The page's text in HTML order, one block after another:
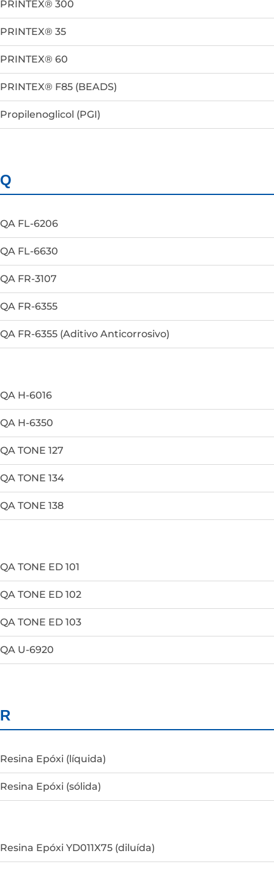
PRINTEX® 300
PRINTEX® 35
PRINTEX® 60
PRINTEX® F85 (BEADS)
Propilenoglicol (PGI)
Q
QA FL-6206
QA FL-6630
QA FR-3107
QA FR-6355
QA FR-6355 (Aditivo Anticorrosivo)
QA H-6016
QA H-6350
QA TONE 127
QA TONE 134
QA TONE 138
QA TONE ED 101
QA TONE ED 102
QA TONE ED 103
QA U-6920
R
Resina Epóxi (líquida)
Resina Epóxi (sólida)
Resina Epóxi YD011X75 (diluída)